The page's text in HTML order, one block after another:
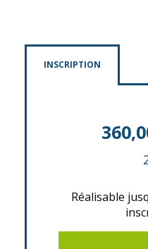
INSCRIPTION
Réalisable